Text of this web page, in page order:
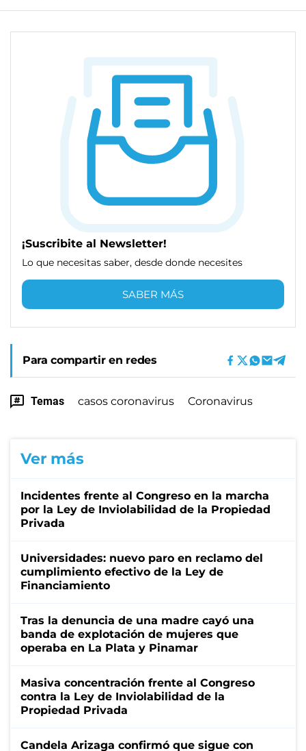
¡Suscribite al Newsletter!
Lo que necesitas saber, desde donde necesites
SABER MÁS
Para compartir en redes
Temas casos coronavirus Coronavirus
Ver más
Incidentes frente al Congreso en la marcha
por la Ley de Inviolabilidad de la Propiedad
Privada
Universidades: nuevo paro en reclamo del
cumplimiento efectivo de la Ley de
Financiamiento
Tras la denuncia de una madre cayó una
banda de explotación de mujeres que
operaba en La Plata y Pinamar
Masiva concentración frente al Congreso
contra la Ley de Inviolabilidad de la
Propiedad Privada
Candela Arizaga confirmó que sigue con